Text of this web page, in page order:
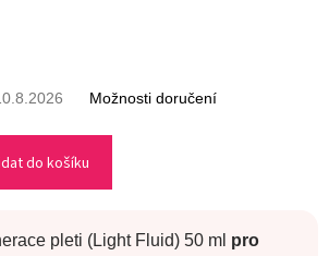
Možnosti doručení
do košíku
pleti (Light Fluid) 50 ml pro